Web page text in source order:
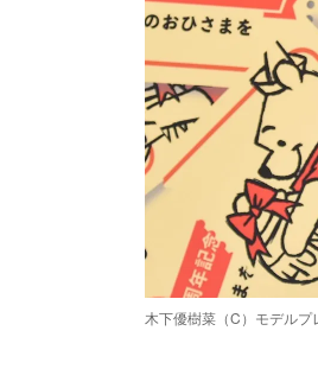
木下優樹菜（C）モデルプ